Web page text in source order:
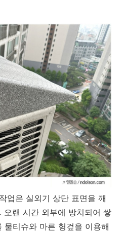
업은 실외기 상단 표면을 깨
오랜 시간 외부에 방치되어 쌓
물티슈와 마른 헝겊을 이용해